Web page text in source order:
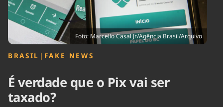
Foto: Marcello Casal Jr/Agência Brasil/Arquivo
BRASIL | FAKE NEWS
É verdade que o Pix vai ser
taxado?